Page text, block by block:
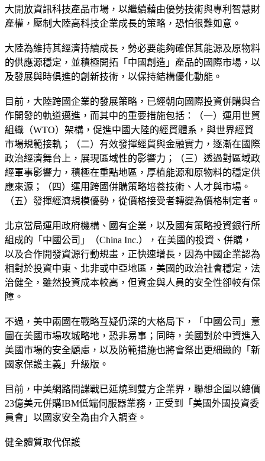
大開放資訊科技產品市場，以繼續藉由優勢技術與專利智慧財
產權，壓制大陸高科技企業成長的策略，恐怕很難如意。
大陸為維持其經濟持續成長，勢必要能夠確保其能源及原物料
的供應源穩定，並積極開拓「中國創造」產品的國際市場，以
及發展與時俱進的創新技術，以保持結構優化動能。
目前，大陸跨國企業的發展策略，已經朝向國際投資併購與合
作開發的軌道邁進，而其中的重要措施包括：（一）運用世貿
組織（WTO）架構，促進中國大陸的經貿體系，與世界經貿
市場規範接軌；（二）有效發揮經貿與金融實力，逐漸在國際
政治經濟舞台上，展現區域性的影響力；（三）透過對區域政
經軍事影響力，積極在重點地區，厚植能源和原物料的穩定供
應來源；（四）運用跨國併購策略培養技術、人才與市場。
（五）發揮經濟規模優勢，從價格接受者轉變為價格制定者。
北京當局運用政府機構、國有企業，以及國有策略投資銀行所
組成的「中國公司」（China Inc.），在美國的投資、併購，
以及合作開發資源行動規畫，正快速增長，因為中國企業認為
相對於投資中東、北非或中亞地區，美國的政治社會穩定，法
治健全，雖然投資成本較高，但資金與人員的安全性卻較有保
障。
不過，美中兩國在戰略互疑仍深的大格局下，「中國公司」意
圖在美國市場攻城略地，恐非易事；同時，美國對於中資進入
美國市場的安全顧慮，以及防範措施也將會祭出更細緻的「新
國家保護主義」升級版。
目前，中美網路間諜戰已延燒到雙方企業界，聯想企圖以總價
23億美元併購IBM低端伺服器業務，正受到「美國外國投資委
員會」以國家安全為由介入調查。
健全體質取代保護